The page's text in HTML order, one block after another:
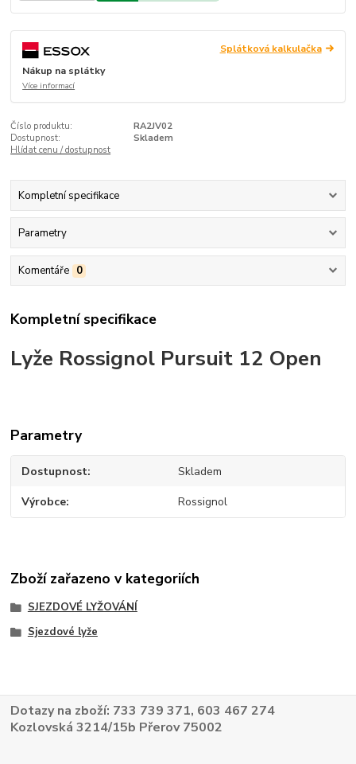
Splátková kalkulačka
Nákup na splátky
Více informací
Číslo produktu:
RA2JV02
Dostupnost:
Skladem
Hlídat cenu / dostupnost
Kompletní specifikace
Parametry
Komentáře 0
Kompletní specifikace
Lyže Rossignol Pursuit 12 Open
Parametry
Dostupnost Skladem
Výrobce Rossignol
Zboží zařazeno v kategoriích
SJEZDOVÉ LYŽOVÁNÍ
Sjezdové lyže
Dotazy na zboží: 733 739 371, 603 467 274
Kozlovská 3214/15b Přerov 75002